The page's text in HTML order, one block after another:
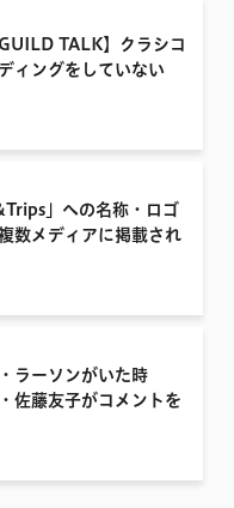
GUILD TALK】クラシコ
ィングをしていない
」への名称・ロゴ
数メディアに掲載され
ラーソンがいた時
佐藤友子がコメントを